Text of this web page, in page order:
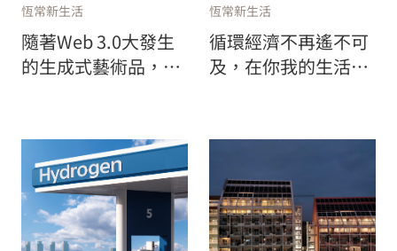
恆常新生活
隨著Web 3.0大發生
的生成式藝術品，重
恆常新生活
循環經濟不再遙不可
及，在你我的生活已